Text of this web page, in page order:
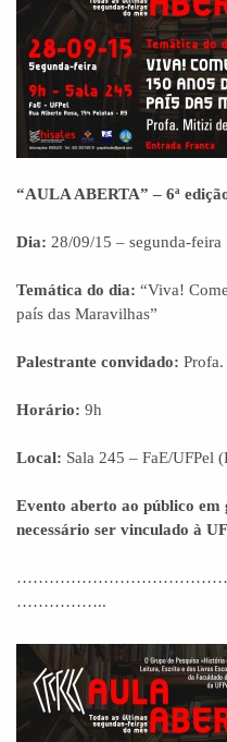
“AULA ABERTA” – 6ª
Dia: 28/09/15 – segunda-feira
Temática do dia: “Viva!
país das Maravilhas”
Palestrante convidado:
Horário: 9h
Local: Sala 245 – FaE/UFPel
Evento aberto ao público
necessário ser vinculado à
……………..